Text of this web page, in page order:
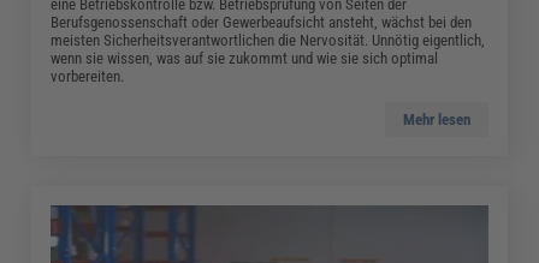
eine Betriebskontrolle bzw. Betriebsprüfung von Seiten der
Berufsgenossenschaft oder Gewerbeaufsicht ansteht, wächst bei den
meisten Sicherheitsverantwortlichen die Nervosität. Unnötig eigentlich,
wenn sie wissen, was auf sie zukommt und wie sie sich optimal
vorbereiten.
Mehr lesen